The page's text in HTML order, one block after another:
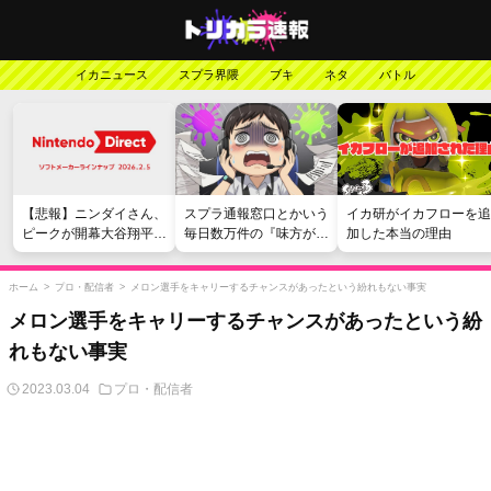
イカニュース スプラ界隈 ブキ ネタ バトル
【悲報】ニンダイさん、
ピークが開幕大谷翔平の
がっかりダイレクトだっ
たと言われてしまう
スプラ通報窓口とかいう
毎日数万件の『味方が弱
い』愚痴を読まされる苦
行
イカ研がイカフローを追
加した本当の理由
ホーム > プロ・配信者 > メロン選手をキャリーするチャンスがあったという紛れもない事実
メロン選手をキャリーするチャンスがあったという紛
れもない事実
2023.03.04 プロ・配信者